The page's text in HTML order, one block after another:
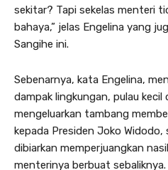
sekitar? Tapi sekelas menteri
bahaya,” jelas Engelina yang
Sangihe ini.
Sebenarnya, kata Engelina,
dampak lingkungan, pulau
mengeluarkan tambang
kepada Presiden Joko
dibiarkan memperjuangkan
menterinya berbuat sebaliknya.